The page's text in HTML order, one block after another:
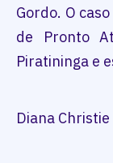
Gordo. O
de Pronto
Piratininga e
Diana Christie